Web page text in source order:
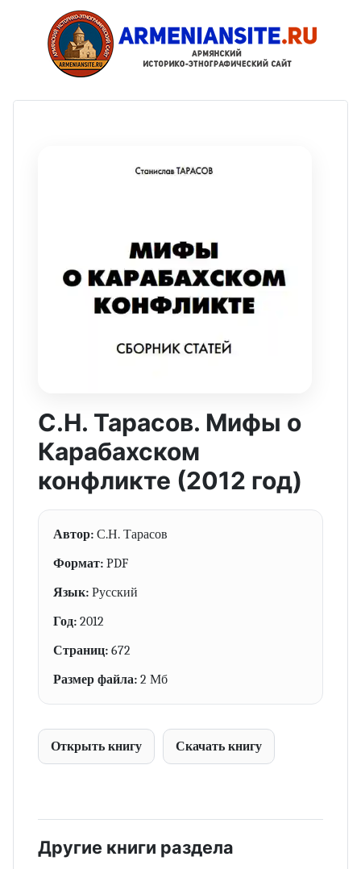
С.Н. Тарасов. Мифы о
Карабахском
конфликте (2012 год)
Автор: С.Н. Тарасов
Формат: PDF
Язык: Русский
Год: 2012
Страниц: 672
Размер файла: 2 Мб
Открыть книгу Скачать книгу
Другие книги раздела